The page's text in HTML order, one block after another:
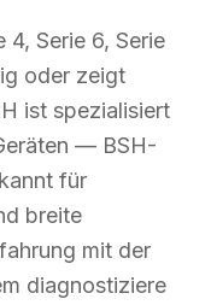
4, Serie 6, Serie
oder zeigt
ist spezialisiert
— BSH-
für
breite
mit der
diagnostiziere